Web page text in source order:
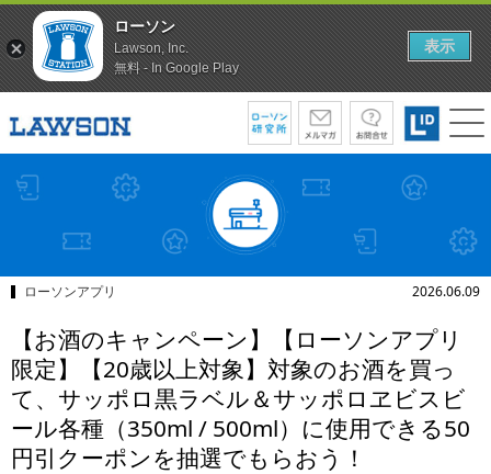
ローソンアプリ 2026.06.09
【お酒のキャンペーン】【ローソンアプリ
限定】【20歳以上対象】対象のお酒を買っ
て、サッポロ黒ラベル＆サッポロヱビスビ
ール各種（350ml / 500ml）に使用できる50
円引クーポンを抽選でもらおう！
ローソン
Lawson, Inc.
無料 - In Google Play
表示